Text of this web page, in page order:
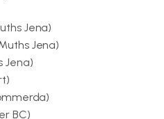
Jena)
Jena)
Jena)
BC)